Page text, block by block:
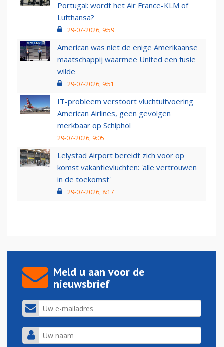
Portugal: wordt het Air France-KLM of
Lufthansa?
29-07-2026, 9:59
American was niet de enige Amerikaanse
maatschappij waarmee United een fusie
wilde
29-07-2026, 9:51
IT-probleem verstoort vluchtuitvoering
American Airlines, geen gevolgen
merkbaar op Schiphol
29-07-2026, 9:05
Lelystad Airport bereidt zich voor op
komst vakantievluchten: 'alle vertrouwen
in de toekomst'
29-07-2026, 8:17
Meld u aan voor de
nieuwsbrief